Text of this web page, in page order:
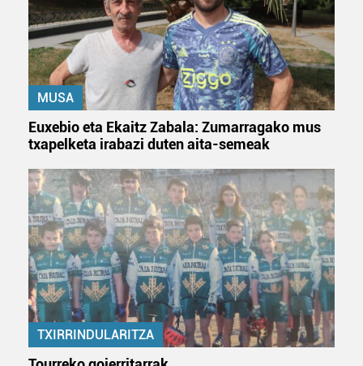
MUSA
Euxebio eta Ekaitz Zabala: Zumarragako mus
txapelketa irabazi duten aita-semeak
TXIRRINDULARITZA